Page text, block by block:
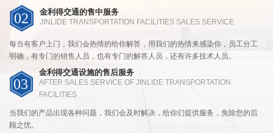
02 金利得交通的售中服务
JINLIDE TRANSPORTATION FACILITIES SALES SERVICE
每当有客户上门，我们会热情的给你解答，用我们的热情来感染你，员工分工
明确，有专门的销售人员，也有专门的解答人员，还有许多技术人员。
03
金利得交通设施的售后服务
AFTER SALES SERVICE OF JINLIDE TRANSPORTATION
FACILITIES
当我们的产品出现各种问题，我们会及时解决，给你们提供服务，免除您的后
顾之忧。